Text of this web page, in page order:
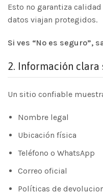
Esto no garantiza
datos viajan protegidos.
Si ves “No es seguro”,
2. Información clara
Un sitio confiable
Nombre legal
Ubicación física
Teléfono o WhatsApp
Correo oficial
Políticas de